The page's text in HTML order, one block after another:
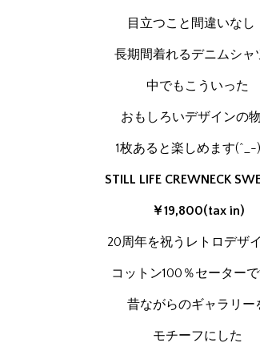
目立つこと間違いなし
長期間着れるデニムシャ
中でもこういった
おもしろいデザインの
1枚あると楽しめます
STILL LIFE CREWNECK
￥19,800(tax in)
20周年を祝うレトロデザ
コットン100％セーターで
昔ながらのギャラリー
モチーフにした